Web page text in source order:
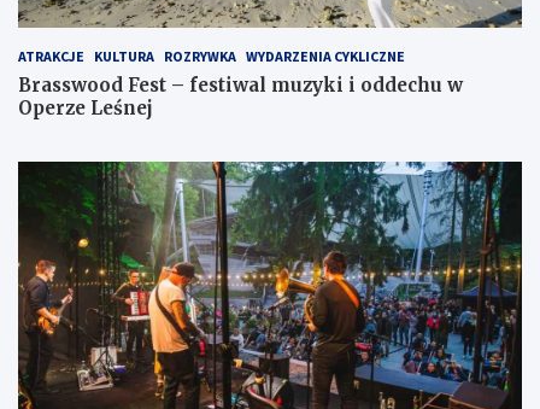
ATRAKCJE KULTURA ROZRYWKA WYDARZENIA CYKLICZNE
Brasswood Fest – festiwal muzyki i oddechu w
Operze Leśnej